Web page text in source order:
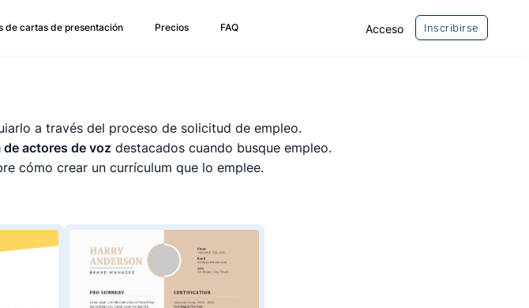
Inscribirse
Acceso
de cartas de presentación Precios FAQ
a través del proceso de solicitud de empleo.
actores de voz destacados cuando busque empleo.
cómo crear un currículum que lo emplee.